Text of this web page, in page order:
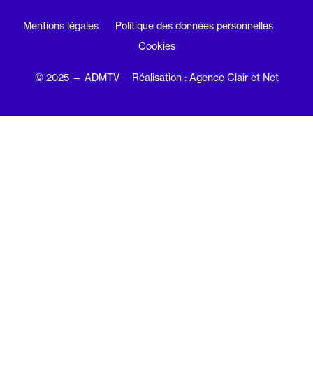
Mentions légales
Politique des données personnelles
Cookies
© 2025 — ADMTV Réalisation : Agence Clair et Net